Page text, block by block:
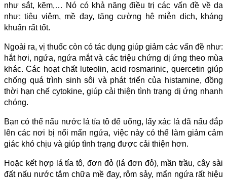
như sắt, kẽm,… Nó có khả năng điều trị các vấn đề về da
như: tiêu viêm, mề đay, tăng cường hệ miễn dịch, kháng
khuẩn rất tốt.
Ngoài ra, vị thuốc còn có tác dụng giúp giảm các vấn đề như:
hắt hơi, ngứa, ngứa mắt và các triệu chứng dị ứng theo mùa
khác. Các hoạt chất luteolin, acid rosmarinic, quercetin giúp
chống quá trình sinh sôi và phát triển của histamine, đồng
thời hạn chế cytokine, giúp cải thiện tình trạng dị ứng nhanh
chóng.
Bạn có thể nấu nước lá tía tô để uống, lấy xác lá đã nấu đắp
lên các nơi bị nổi mẩn ngứa, việc này có thể làm giảm cảm
giác khó chịu và giúp tình trạng được cải thiện hơn.
Hoặc kết hợp lá tía tô, đơn đỏ (lá đơn đỏ), mần trầu, cây sài
đất nấu nước tắm chữa mề đay, rôm sảy, mẩn ngứa rất hiệu